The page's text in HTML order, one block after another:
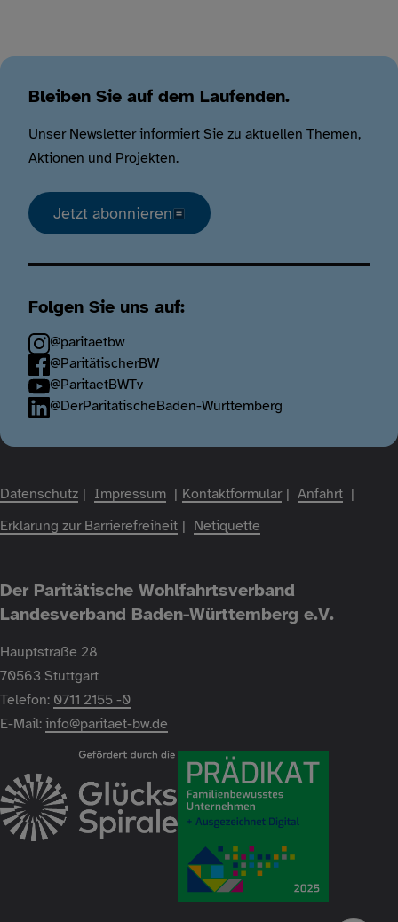
Bleiben Sie auf dem Laufenden.
Unser Newsletter informiert Sie zu aktuellen Themen,
Aktionen und Projekten.
Jetzt abonnieren
Folgen Sie uns auf:
@paritaetbw
@ParitätischerBW
@ParitaetBWTv
@DerParitätischeBaden-Württemberg
Fußzeile
Datenschutz Impressum Kontaktformular
Anfahrt
Erklärung zur Barrierefreiheit
Netiquette
Der Paritätische Wohlfahrtsverband
Landesverband Baden-Württemberg e.V.
Hauptstraße 28
70563 Stuttgart
Telefon: 0711 2155 -0
E-Mail: info@paritaet-bw.de